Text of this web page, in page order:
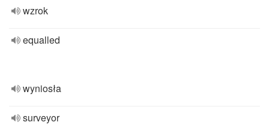
wzrok
equalled
wyniosła
surveyor